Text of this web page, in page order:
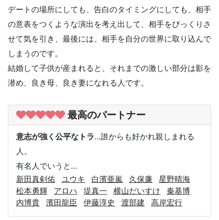
デートの場所にしても、告白のタイミングにしても、相手
の意表をつくような演出を考え出して、相手をびっくりさ
せて気を引き、最後には、相手を自分の世界に取り込んで
しまうのです。
結婚して子供が産まれると、それまでの激しい部分は影を
潜め、良き母、良き妻になれる人です。
最高のパートナー
意志が強く公平なトラ…誰からも好かれ親しまれる
人。
有名人でいうと…
新田真剣佑
ユウキ 白濱亜嵐 久保廉
星野晴海
松本勇輝
アロハ 堤真一 横山だいすけ
秦基博
内博貴
濱田龍臣 伊藤淳史 渡部建 高岸宏行